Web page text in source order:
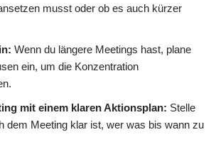
musst oder ob es auch kürzer
Wenn du längere Meetings hast, plane
ein, um die Konzentration
mit einem klaren Aktionsplan: Stelle
dem Meeting klar ist, wer was bis wann zu